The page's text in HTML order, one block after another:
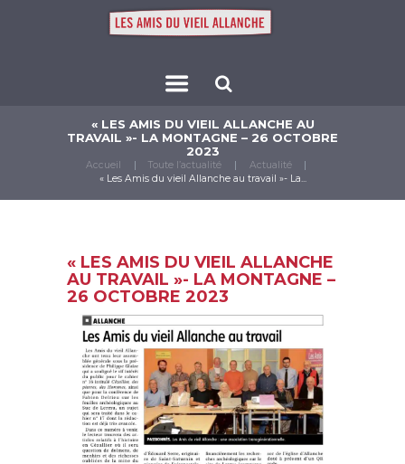
« LES AMIS DU VIEIL ALLANCHE AU
TRAVAIL »- LA MONTAGNE – 26 OCTOBRE
2023
Accueil Toute l’actualité
Actualité
« Les Amis du vieil Allanche au travail »- La...
« LES AMIS DU VIEIL ALLANCHE
AU TRAVAIL »- LA MONTAGNE –
26 OCTOBRE 2023